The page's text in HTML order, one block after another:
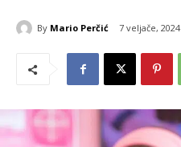
By Mario Perčić 7 veljače, 2024